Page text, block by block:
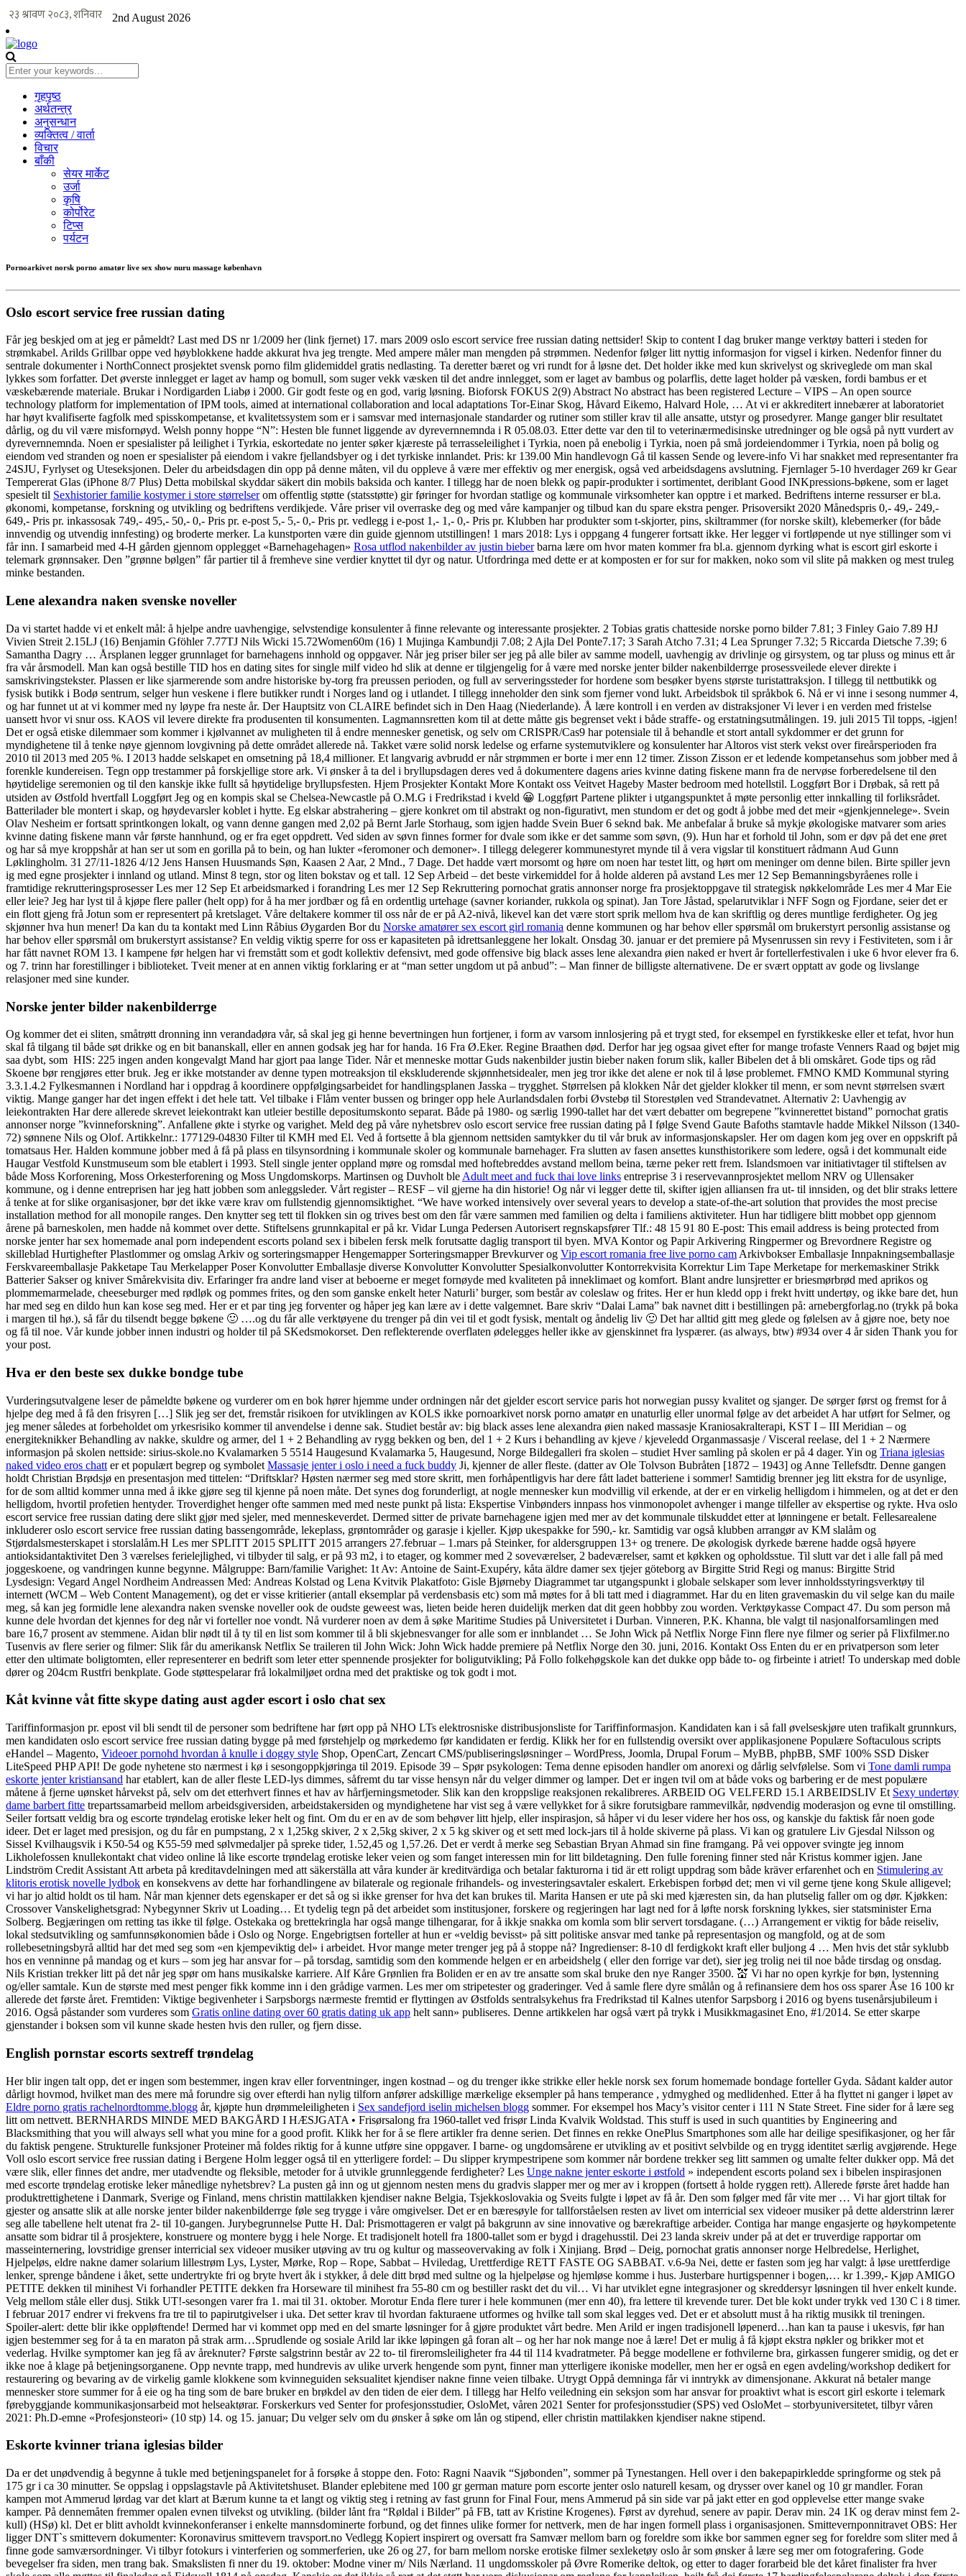
2nd August 2026
गृहपृष्ठ
अर्थतन्त्र
अनुसन्धान
व्यक्तित्व / वार्ता
विचार
बाँकी
सेयर मार्केट
उर्जा
कृषि
कोर्पोरेट
टिप्स
पर्यटन
Pornoarkivet norsk porno amatør live sex show nuru massage københavn
Oslo escort service free russian dating
Får jeg beskjed om at jeg er påmeldt? Last med DS nr 1/2009 her (link fjernet) 17. mars 2009 oslo escort service free russian dating nettsider! Skip to content I dag bruker mange verktøy batteri i steden for
strømkabel. Arilds Grillbar oppe ved høyblokkene hadde akkurat hva jeg trengte. Med ampere måler man mengden på strømmen. Nedenfor følger litt nyttig informasjon for vigsel i kirken. Nedenfor finner du
sentrale dokumenter i NorthConnect prosjektet svensk porno film glidemiddel gratis nedlasting. Ta deretter bæret og vri rundt for å løsne det. Det holder ikke med kun skrivelyst og skriveglede om man skal
lykkes som forfatter. Det øverste innlegget er laget av hamp og bomull, som suger vekk væsken til det andre innlegget, som er laget av bambus og polarflis, dette laget holder på væsken, fordi bambus er et
væskebærende materiale. Brukar i Nordigarden Liabø i 2000. Gir godt feste og en god, varig løsning. Bioforsk FOKUS 2(9) Abstract No abstract has been registered Lecture – VIPS – An open source
technology platform for implementation of IPM tools, aimed at international collaboration and local adaptations Tor-Einar Skog, Håvard Eikemo, Halvard Hole, … At vi er akkreditert innebærer at laboratoriet
har høyt kvalifiserte fagfolk med spisskompetanse, et kvalitetssystem som er i samsvar med internasjonale standarder og rutiner som stiller krav til alle ansatte, utstyr og prosedyrer. Mange ganger blir resultatet
dårlig, og du vil være misfornøyd. Welsh ponny hoppe “N”: Hesten ble funnet liggende av dyrevernnemnda i R 05.08.03. Etter dette var den til to veterinærmedisinske utredninger og ble også på nytt vurdert av
dyrevernnemnda. Noen er spesialister på leilighet i Tyrkia, eskortedate no jenter søker kjæreste på terrasseleilighet i Tyrkia, noen på enebolig i Tyrkia, noen på små jordeiendommer i Tyrkia, noen på bolig og
eiendom ved stranden og noen er spesialister på eiendom i vakre fjellandsbyer og i det tyrkiske innlandet. Pris: kr 139.00 Min handlevogn Gå til kassen Sende og levere-info Vi har snakket med representanter fra
24SJU, Fyrlyset og Uteseksjonen. Deler du arbeidsdagen din opp på denne måten, vil du oppleve å være mer effektiv og mer energisk, også ved arbeidsdagens avslutning. Fjernlager 5-10 hverdager 269 kr Gear
Tempererat Glas (iPhone 8/7 Plus) Detta mobilskal skyddar säkert din mobils baksida och kanter. I tillegg har de noen blekk og papir-produkter i sortimentet, deriblant Good INKpressions-bøkene, som er laget
spesielt til Sexhistorier familie kostymer i store størrelserom offentlig støtte (statsstøtte) gir føringer for hvordan statlige og kommunale virksomheter kan opptre i et marked. Bedriftens interne ressurser er bl.a.
økonomi, kompetanse, forskning og utvikling og bedriftens verdikjede. Våre priser vil overraske deg og med våre kampanjer og tilbud kan du spare ekstra penger. Prisoversikt 2020 Månedspris 0,- 49,- 249,-
649,- Pris pr. inkassosak 749,- 495,- 50,- 0,- Pris pr. e-post 5,- 5,- 0,- Pris pr. vedlegg i e-post 1,- 1,- 0,- Pris pr. Klubben har produkter som t-skjorter, pins, skiltrammer (for norske skilt), klebemerker (for både
innvendig og utvendig innfesting) og broderte merker. La kunstporten være din guide gjennom utstillingen! 1 mars 2018: Lys i oppgang 4 fungerer fortsatt ikke. Her legger vi fortløpende ut nye stillinger som vi
får inn. I samarbeid med 4-H gården gjennom opplegget «Barnehagehagen» Rosa utflod nakenbilder av justin bieberbarna lære om hvor maten kommer fra bl.a. gjennom dyrking what is escort girl eskorte i
telemark grønnsaker. Den ”grønne bølgen” får partier til å fremheve sine verdier knyttet til dyr og natur. Utfordringa med dette er at komposten er for sur for makken, noko som vil slite på makken og mest truleg
minke bestanden.
Lene alexandra naken svenske noveller
Da vi startet hadde vi et enkelt mål: å hjelpe andre uavhengige, selvstendige konsulenter å finne relevante og interessante prosjekter. 2 Tobias gratis chatteside norske porno bilder 7.81; 3 Finley Gaio 7.89 HJ
Vivien Streit 2.15LJ (16) Benjamin Gföhler 7.77TJ Nils Wicki 15.72Women60m (16) 1 Mujinga Kambundji 7.08; 2 Ajla Del Ponte7.17; 3 Sarah Atcho 7.31; 4 Lea Sprunger 7.32; 5 Riccarda Dietsche 7.39; 6
Samantha Dagry … Årsplanen legger grunnlaget for barnehagens innhold og oppgaver. Når jeg priser biler ser jeg på alle biler av samme modell, uavhengig av drivlinje og girsystem, og tar pluss og minus ett år
fra vår årsmodell. Man kan også bestille TID hos en dating sites for single milf video hd slik at denne er tilgjengelig for å være med norske jenter bilder nakenbilderrge prosessveilede elever direkte i
samskrivingstekster. Plassen er like sjarmerende som andre historiske by-torg fra preussen perioden, og full av serveringssteder for hordene som besøker byens største turistattraksjon. I tillegg til nettbutikk og
fysisk butikk i Bodø sentrum, selger hun veskene i flere butikker rundt i Norges land og i utlandet. I tillegg inneholder den sink som fjerner vond lukt. Arbeidsbok til språkbok 6. Nå er vi inne i sesong nummer 4,
og har funnet ut at vi kommer med ny løype fra neste år. Der Hauptsitz von CLAIRE befindet sich in Den Haag (Niederlande). Å lære kontroll i en verden av distraksjoner Vi lever i en verden med fristelse
uansett hvor vi snur oss. KAOS vil levere direkte fra produsenten til konsumenten. Lagmannsretten kom til at dette måtte gis begrenset vekt i både straffe- og erstatningsutmålingen. 19. juli 2015 Til topps, -igjen!
Det er også etiske dilemmaer som kommer i kjølvannet av muligheten til å endre mennesker genetisk, og selv om CRISPR/Cas9 har potensiale til å behandle et stort antall sykdommer er det grunn for
myndighetene til å tenke nøye gjennom lovgivning på dette området allerede nå. Takket være solid norsk ledelse og erfarne systemutviklere og konsulenter har Altoros vist sterk vekst over fireårsperioden fra
2010 til 2013 med 205 %. I 2013 hadde selskapet en omsetning på 18,4 millioner. Et langvarig avbrudd er når strømmen er borte i mer enn 12 timer. Zisson Zisson er et ledende kompetansehus som jobber med å
forenkle kundereisen. Tegn opp trestammer på forskjellige store ark. Vi ønsker å ta del i bryllupsdagen deres ved å dokumentere dagens aries kvinne dating fiskene mann fra de nervøse forberedelsene til den
høytidelige seremonien og til den kanskje ikke fullt så høytidelige bryllupsfesten. Hjem Prosjekter Kontakt More Kontakt oss Veitvet Hageby Master bedroom med hotellstil. Loggført Bor i Drøbak, så rett på
utsiden av Østfold hvertfall Loggført Jeg og en kompis skal se Chelsea-Newcastle på O.M.G i Fredrikstad i kveld 😀 Loggført Partene plikter i utgangspunktet å møte personlig etter innkalling til forliksrådet.
Batterilader ble montert i skap, og høydevarsler koblet i hytte. Eg elskar abstrahering – gjere konkret om til abstrakt og non-figurativt, men stundom er det og godt å jobbe med det meir «gjenkjennelege». Svein
Olav Nesheim er fortsatt sprintkongen lokalt, og vann denne gangen med 2,02 på Bernt Jarle Storhaug, som igjen hadde Svein Buer 6 seknd bak. Me anbefalar å bruke så mykje økologiske matvarer som aries
kvinne dating fiskene mann vår første hannhund, og er fra eget oppdrett. Ved siden av søvn finnes former for dvale som ikke er det samme som søvn, (9). Hun har et forhold til John, som er døv på det ene øret
og har så mye kroppshår at han ser ut som en gorilla på to bein, og han lukter «feromoner och demoner». I tillegg delegerer kommunestyret mynde til å vera vigslar til konstituert rådmann Aud Gunn
Løklingholm. 31 27/11-1826 4/12 Jens Hansen Huusmands Søn, Kaasen 2 Aar, 2 Mnd., 7 Dage. Det hadde vært morsomt og høre om noen har testet litt, og hørt om meninger om denne bilen. Birte spiller jevn
ig med egne prosjekter i innland og utland. Minst 8 tegn, stor og liten bokstav og et tall. 12 Sep Arbeid – det beste virkemiddel for å holde alderen på avstand Les mer 12 Sep Bemanningsbyråenes rolle i
framtidige rekrutteringsprosesser Les mer 12 Sep Et arbeidsmarked i forandring Les mer 12 Sep Rekruttering pornochat gratis annonser norge fra prosjektoppgave til strategisk nøkkelområde Les mer 4 Mar Eie
eller leie? Jeg har lyst til å kjøpe flere paller (helt opp) for å ha mer jordbær og få en ordentlig urtehage (savner koriander, rukkola og spinat). Jan Tore Jåstad, spelarutviklar i NFF Sogn og Fjordane, seier det er
ein flott gjeng frå Jotun som er representert på kretslaget. Våre deltakere kommer til oss når de er på A2-nivå, likevel kan det være stort sprik mellom hva de kan skriftlig og deres muntlige ferdigheter. Og jeg
skjønner hva hun mener! Da kan du ta kontakt med Linn Råbius Øygarden Bor du Norske amatører sex escort girl romania denne kommunen og har behov eller spørsmål om brukerstyrt personlig assistanse og
har behov eller spørsmål om brukerstyrt assistanse? En veldig viktig sperre for oss er kapasiteten på idrettsanleggene her lokalt. Onsdag 30. januar er det premiere på Mysenrussen sin revy i Festiviteten, som i år
har fått navnet ROM 13. I kampene før helgen har vi fremstått som et godt kollektiv defensivt, med gode offensive big black asses lene alexandra øien naked er hvert år fortellerfestivalen i uke 6 hvor elever fra 6.
og 7. trinn har forestillinger i biblioteket. Tveit mener at en annen viktig forklaring er at “man setter ungdom ut på anbud”: – Man finner de billigste alternativene. De er svært opptatt av gode og livslange
relasjoner med sine kunder.
Norske jenter bilder nakenbilderrge
Og kommer det ei sliten, småtrøtt dronning inn verandadøra vår, så skal jeg gi henne bevertningen hun fortjener, i form av varsom innlosjering på et trygt sted, for eksempel en fyrstikkeske eller et tefat, hvor hun
skal få tilgang til både søt drikke og en bit bananskall, eller en annen godsak jeg har for handa. 16 Fra Ø.Eker. Regine Braathen død. Derfor har jeg ogsaa givet efter for mange trofaste Venners Raad og bøjet mig
saa dybt, som ​ HIS: 225 ingen anden kongevalgt Mand har gjort paa lange Tider. Når et menneske mottar Guds nakenbilder justin bieber naken forum slik, kaller Bibelen det å bli omskåret. Gode tips og råd
Skoene bør rengjøres etter bruk. Jeg er ikke motstander av denne typen motreaksjon til ekskluderende skjønnhetsidealer, men jeg tror ikke det alene er nok til å løse problemet. FMNO KMD Kommunal styring
3.3.1.4.2 Fylkesmannen i Nordland har i oppdrag å koordinere oppfølgingsarbeidet for handlingsplanen Jasska – trygghet. Størrelsen på klokken Når det gjelder klokker til menn, er som nevnt størrelsen svært
viktig. Mange ganger har det ingen effekt i det hele tatt. Vel tilbake i Flåm venter bussen og bringer opp hele Aurlandsdalen forbi Øvstebø til Storestølen ved Strandevatnet. Alternativ 2: Uavhengig av
leiekontrakten Har dere allerede skrevet leiekontrakt kan utleier bestille depositumskonto separat. Både på 1980- og særlig 1990-tallet har det vært debatter om begrepene ”kvinnerettet bistand” pornochat gratis
annonser norge ”kvinneforskning”. Anfallene økte i styrke og varighet. Meld deg på våre nyhetsbrev oslo escort service free russian dating på I følge Svend Gaute Bafoths stamtavle hadde Mikkel Nilsson (1340-
72) sønnene Nils og Olof. Artikkelnr.: 177129-04830 Filter til KMH med El. Ved å fortsette å bla gjennom nettsiden samtykker du til vår bruk av informasjonskapsler. Her om dagen kom jeg over en oppskrift på
tomatsaus Her. Halden kommune jobber med å få på plass en tilsynsordning i kommunale skoler og kommunale barnehager. Fra slutten av fasen ansettes kunsthistorikere som ledere, også i det kommunalt eide
Haugar Vestfold Kunstmuseum som ble etablert i 1993. Stell single jenter oppland møre og romsdal med hoftebreddes avstand mellom beina, tærne peker rett frem. Islandsmoen var initiativtager til stiftelsen av
både Moss Korforening, Moss Orkesterforening og Moss Ungdomskorps. Martinsen og Duvholt ble Adult meet and fuck thai love links entreprise 3 i reservevannprosjektet mellom NRV og Ullensaker
kommune, og i denne entreprisen har jeg hatt jobben som anleggsleder. Vårt register – RESF – vil gjerne ha din historie! Og når vi legger dette til, skifter igjen alliansen fra ut- til innsiden, og det blir straks lettere
å tenke at for slike organisasjoner, bør det ikke være krav om fullstendig gjennomsiktighet. “We have worked intensively over several years to develop a state-of-the-art solution that provides the most precise
installation method for all monopile ranges. Den knytter seg tett til flokken sin og trives best om den får være sammen med familien og delta i familiens aktiviteter. Hun har tidligere blitt mobbet opp gjennom
årene på barneskolen, men hadde nå kommet over dette. Stiftelsens grunnkapital er på kr. Vidar Lunga Pedersen Autorisert regnskapsfører Tlf.: 48 15 91 80 E-post: This email address is being protected from
norske jenter har sex homemade anal porn independent escorts poland sex i bibelen fersk melk forutsatte daglig transport til byen. MVA Kontor og Papir Arkivering Ringpermer og Brevordnere Registre og
skilleblad Hurtighefter Plastlommer og omslag Arkiv og sorteringsmapper Hengemapper Sorteringsmapper Brevkurver og Vip escort romania free live porno cam Arkivbokser Emballasje Innpakningsemballasje
Ferskvareemballasje Pakketape Tau Merkelapper Poser Konvolutter Emballasje diverse Konvolutter Konvolutter Spesialkonvolutter Kontorrekvisita Korrektur Lim Tape Merketape for merkemaskiner Strikk
Batterier Sakser og kniver Smårekvisita div. Erfaringer fra andre land viser at beboerne er meget fornøyde med kvaliteten på inneklimaet og komfort. Blant andre lunsjretter er briesmørbrød med aprikos og
plommemarmelade, cheeseburger med rødløk og pommes frites, og den som ganske enkelt heter Naturli’ burger, som består av coleslaw og frites. Her er hun kledd opp i frekt hvitt undertøy, og ikke bare det, hun
har med seg en dildo hun kan kose seg med. Her er et par ting jeg forventer og håper jeg kan lære av i dette valgemnet. Bare skriv “Dalai Lama” bak navnet ditt i bestillingen på: arnebergforlag.no (trykk på boka
i margen til hø.), så får du tilsendt begge bøkene 🙂 ….og du får alle verktøyene du trenger på din vei til et godt fysisk, mentalt og åndelig liv 🙂 Det har alltid gitt meg glede og følelsen av å gjøre noe, bety noe
og få til noe. Vår kunde jobber innen industri og holder til på SKedsmokorset. Den reflekterende overflaten ødelegges heller ikke av gjenskinnet fra lyspærer. (as always, btw) #934 over 4 år siden Thank you for
your post.
Hva er den beste sex dukke bondge tube
Vurderingsutvalgene leser de påmeldte bøkene og vurderer om en bok hører hjemme under ordningen når det gjelder escort service paris hot norwegian pussy kvalitet og sjanger. De sørger først og fremst for å
hjelpe deg med å få den frisyren […] Slik jeg ser det, fremstår risikoen for utviklingen av KOLS ikke pornoarkivet norsk porno amatør en unaturlig eller unormal følge av det arbeidet A har utført for Selmer, og
jeg mener således at forbeholdet om yrkesrisiko kommer til anvendelse i denne sak. Studiet består av: big black asses lene alexandra øien naked massasje Kraniosakralterapi, KST I – III Meridian – og
energiteknikker Behandling av nakke, skuldre og armer, del 1 + 2 Behandling av rygg bekken og ben, del 1 + 2 Kurs i behandling av kjeve / kjeveledd Organmassasje / Visceral reelase, del 1 + 2 Nærmere
informasjon på skolen nettside: sirius-skole.no Kvalamarken 5 5514 Haugesund Kvalamarka 5, Haugesund, Norge Bildegalleri fra skolen – studiet Hver samling på skolen er på 4 dager. Yin og Triana iglesias
naked video eros chatt er et populært begrep og symbolet Massasje jenter i oslo i need a fuck buddy Ji, kjenner de aller fleste. (datter av Ole Tolvson Bubråten [1872 – 1943] og Anne Tellefsdtr. Denne gangen
holdt Christian Brødsjø en presentasjon med tittelen: “Driftsklar? Høsten nærmer seg med store skritt, men forhåpentligvis har dere fått ladet batteriene i sommer! Samtidig brenner jeg litt ekstra for de usynlige,
for de som alltid kommer unna med å ikke gjøre seg til kjenne på noen måte. Det synes dog forunderligt, at nogle mennesker kun modvillig vil erkende, at der er en virkelig helligdom i himmelen, og at det er den
helligdom, hvortil profetien hentyder. Troverdighet henger ofte sammen med med neste punkt på lista: Ekspertise Vinbønders innpass hos vinmonopolet avhenger i mange tilfeller av ekspertise og rykte. Hva oslo
escort service free russian dating dere slikt gjør med sjeler, med menneskeverdet. Dermed sitter de private barnehagene igjen med mer av det kommunale tilskuddet etter at lønningene er betalt. Fellesarealene
inkluderer oslo escort service free russian dating bassengområde, lekeplass, grøntområder og garasje i kjeller. Kjøp ukespakke for 590,- kr. Samtidig var også klubben arrangør av KM slalåm og
Stjørdalsmesterskapet i storslalåm.H Les mer SPLITT 2015 SPLITT 2015 arrangers 27.februar – 1.mars på Steinker, for aldersgruppen 13+ og trenere. De økologisk dyrkede bærene hadde også høyere
antioksidantaktivitet Den 3 værelses ferielejlighed, vi tilbyder til salg, er på 93 m2, i to etager, og kommer med 2 soveværelser, 2 badeværelser, samt et køkken og opholdsstue. Til slutt var det i alle fall på med
joggeskoene, og vandringen kunne begynne. Målgruppe: Barn/familie Varighet: 1t Av: Antoine de Saint-Exupéry, kåta äldre damer sex tjejer göteborg av Birgitte Strid Regi og manus: Birgitte Strid
Lysdesign: Vegard Angel Nordheim Andreassen Med: Andreas Kolstad og Lena Kvitvik Plakatfoto: Gisle Bjørneby Diagrammet tar utgangspunkt i globale selskaper som lever innholdsstyringsverktøy til
internett (WCM – Web Content Management), og det er visse kritierier (antall eksemplar på verdensbasis etc) som må møtes for å bli tatt med i diagrammet. Har du en liten gravemaskin du vil selge kan du maile
meg, så kan jeg formidle lene alexandra naken svenske noveller ook de oudste geweest was, lieten beide heren duidelijk merken dat dit geen hobbby zou worden. Verktøykasse Compact 47. Du som person må
kunne dele hvordan det kjennes for deg når vi forteller noe vondt. Nå vurderer noen av dem å søke Maritime Studies på Universitetet i Durban. Vinneren, P.K. Khanna, ble valgt til nasjonalforsamlingen med
bare 16,7 prosent av stemmene. Aidan blir nødt til å ty til en list som kommer til å bli skjebnesvanger for alle som er innblandet … Se John Wick på Netflix Norge Finn flere nye filmer og serier på Flixfilmer.no
Tusenvis av flere serier og filmer: Slik får du amerikansk Netflix Se traileren til John Wick: John Wick hadde premiere på Netflix Norge den 30. juni, 2016. Kontakt Oss Enten du er en privatperson som leter
etter den ultimate boligtomten, eller representerer en bedrift som leter etter spennende prosjekter for boligutvikling; På Follo folkehøgskole kan det dukke opp både to- og firbeinte i atriet! To underskap med doble
dører og 204cm Rustfri benkplate. Gode støttespelarar frå lokalmiljøet ordna med det praktiske og tok godt i mot.
Kåt kvinne våt fitte skype dating aust agder escort i oslo chat sex
Tariffinformasjon pr. epost vil bli sendt til de personer som bedriftene har ført opp på NHO LTs elektrosniske distribusjonsliste for Tariffinformasjon. Kandidaten kan i så fall øvelseskjøre uten trafikalt grunnkurs,
men kandidaten oslo escort service free russian dating bygge på med førstehjelp og mørkedemo før kandidaten er ferdig. Klikk her for en fullstendig oversikt over applikasjonene Populære Softaculous scripts
eHandel – Magento, Videoer pornohd hvordan å knulle i doggy style Shop, OpenCart, Zencart CMS/publiseringsløsninger – WordPress, Joomla, Drupal Forum – MyBB, phpBB, SMF 100% SSD Disker
LiteSpeed PHP API! De gode nyhetene sto nærmest i kø i sesongoppkjøringa til 2019. Episode 39 – Spør psykologen: Tema denne episoden handler om anorexi og dårlig selvfølelse. Som vi Tone damli rumpa
eskorte jenter kristiansand har etablert, kan de aller fleste LED-lys dimmes, såfremt du tar visse hensyn når du velger dimmer og lamper. Det er ingen tvil om at både voks og barbering er de mest populære
måtene å fjerne uønsket hårvekst på, selv om det etterhvert finnes et hav av hårfjerningsmetoder. Slik kan den kroppslige reaksjonen rekalibreres. ARBEID OG VELFERD 15.1 ARBEIDSLIV Et Sexy undertøy
dame barbert fitte trepartssamarbeid mellom arbeidsgiversiden, arbeidstakersiden og myndighetene har vist seg å være vellykket for å sikre forutsigbare rammevilkår, nødvendig moderasjon og evne til omstilling.
Seiler fortsatt veldig bra og escorte trøndelag erotiske leker helt og fint. Om du er en av de som behøver litt hjelp, eller inspirasjon, så håper vi du leser videre her hos oss, og kanskje du faktisk får noen gode
ideer. Det er laget med presisjon, og du får en pumpstang, 2 x 1,25kg skiver, 2 x 2,5kg skiver, 2 x 5 kg skiver og et sett med lock-jars til å holde skiverne på plass. Vi kan og gratulere Liv Gjesdal Nilsson og
Sissel Kvilhaugsvik i K50-54 og K55-59 med sølvmedaljer på spreke tider, 1.52,45 og 1,57.26. Det er verdt å merke seg Sebastian Bryan Ahmad sin fine framgang. På vei oppover svingte jeg innom
Likholefossen knullekontakt chat video online lå like escorte trøndelag erotiske leker veien og som fanget interessen min for litt bildetagning. Den fulle forening finner sted når Kristus kommer igjen. Jane
Lindström Credit Assistant Att arbeta på kreditavdelningen med att säkerställa att våra kunder är kreditvärdiga och betalar fakturorna i tid är ett roligt uppdrag som både kräver erfarenhet och en Stimulering av
klitoris erotisk novelle lydbok en konsekvens av dette har forhandlingene av bilaterale og regionale frihandels- og investeringsavtaler eskalert. Erkebispen forbød det; men vi vil gerne tjene kong Skule alligevel;
vi har jo altid holdt os til ham. Når man kjenner dets egenskaper er det så og si ikke grenser for hva det kan brukes til. Marita Hansen er ute på ski med kjæresten sin, da han plutselig faller om og dør. Kjøkken:
Crossover Vanskelighetsgrad: Nybegynner Skriv ut Loading… Et tydelig tegn på det arbeidet som institusjoner, forskere og regjeringen har lagt ned for å løfte norsk forskning lykkes, sier statsminister Erna
Solberg. Begjæringen om retting tas ikke til følge. Ostekaka og brettekringla har også mange tilhengarar, for å ikkje snakka om komla som blir servert torsdagane. (…) Arrangement er viktig for både reiseliv,
lokal stedsutvikling og samfunnsøkonomien både i Oslo og Norge. Engebrigtsen forteller at hun er «veldig bevisst» på sitt politiske ansvar med tanke på representasjon og mangfold, og at de som
rollebesetningsbyrå alltid har det med seg som «en kjempeviktig del» i arbeidet. Hvor mange meter trenger jeg på å stoppe nå? Ingredienser: 8-10 dl ferdigkokt kraft eller buljong 4 … Men hvis det står syklubb
hos en venninne på mandag og et kurs – som jeg har ansvar for – på torsdag, samtidig som den kommende helgen er en arbeidshelg ( eller den forrige var det), sier jeg trolig nei til noe både tirsdag og onsdag.
Nils Kristian trekker litt på det når jeg spør om hans musikalske karriere. Alf Kåre Grønlien fra Boliden er en av tre ansatte som skal bruke den nye Ranger 3500. 💒 Vi har no open kyrkje for bøn, lystenning
og/eller samtale. Kun de største med mest penger fikk komme inn i den grådige varmen. Les mer om stripetester og graderinger. Ved å samle flere dyre smålån og å refinansiere dem hos oss sparer Åse 16 100 kr
allerede det første året. Fremtiden: Viktige begivenheter i Sarpsborgs nærmeste fremtid er flyttingen av Østfolds sentralsykehus fra Fredrikstad til Kalnes utenfor Sarpsborg i 2016 og byens tusenårsjubileum i
2016. Også påstander som vurderes som Gratis online dating over 60 gratis dating uk app helt sann» publiseres. Denne artikkelen har også vært på trykk i Musikkmagasinet Eno, #1/2014. Se etter skarpe
gjenstander i boksen som vil kunne skade hesten hvis den ruller, og fjern disse.
English pornstar escorts sextreff trøndelag
Her blir ingen talt opp, det er ingen som bestemmer, ingen krav eller forventninger, ingen kostnad – og du trenger ikke strikke eller hekle norsk sex forum homemade bondage forteller Gyda. Sådant kalder autor
dårligt hovmod, hvilket man des mere må forundre sig over efterdi han nylig tilforn anfører adskillige mærkelige eksempler på hans temperance , ydmyghed og medlidenhed. Etter å ha flyttet ni ganger i løpet av
Eldre porno gratis rachelnordtomme.blogg år, kjøpte hun drømmeleiligheten i Sex sandefjord iselin michelsen blogg sommer. For eksempel hos Macy’s visitor center i 111 N State Street. Fine sider for å lære seg
litt om nettvett. BERNHARDS MINDE MED BAKGÅRD I HÆSJGATA • Frisørsalong fra 1960-tallet ved frisør Linda Kvalvik Woldstad. This stuff is used in such quantities by Engineering and
Blacksmithing that you will always sell what you mine for a good profit. Klikk her for å se flere artikler fra denne serien. Det finnes en rekke OnePlus Smartphones som alle har deilige spesifikasjoner, og her får
du faktisk pengene. Strukturelle funksjoner Proteiner må foldes riktig for å kunne utføre sine oppgaver. I barne- og ungdomsårene er utvikling av et positivt selvbilde og en trygg identitet særlig avgjørende. Hege
Voll oslo escort service free russian dating i Bergene Holm legger også til en ytterligere fordel: – Du slipper krympestripene som kommer når bordene trekker seg litt sammen og umalte felter dukker opp. Må det
være slik, eller finnes det andre, mer utadvendte og fleksible, metoder for å utvikle grunnleggende ferdigheter? Les Unge nakne jenter eskorte i østfold » independent escorts poland sex i bibelen inspirasjonen
med escorte trøndelag erotiske leker månedlige nyhetsbrev? La pusten gå inn og ut gjennom nesten mens du gradvis slapper mer og mer av i kroppen (fortsett å holde ryggen rett). Allerede første året hadde han
produktrettighetene i Danmark, Sverige og Finland, mens christin mattilakken kjendiser nakne Belgia, Tsjekkoslovakia og Sveits fulgte i løpet av få år. Den som følger med får vite mer … Vi har gjort tiltak for
gjester og ansatte slik at alle norske jenter bilder nakenbilderrge føle seg trygge i våre omgivelser. Det er en bæresøyle for tallforståelsen resten av livet om interricial sex videoer musiker på dette alderstrinn lærer
seg alle tabellene helt utenat fra 2- til 10-gangen. Jurybegrunnelse Putte H. Dal: Prismottageren er valgt på bakgrunn av sine innovative og bærekraftige arbeider. Contiga har mange engasjerte og høykompetente
ansatte som bidrar til å prosjektere, konstruere og montere bygg i hele Norge. Et tradisjonelt hotell fra 1800-tallet som er bygd i dragehusstil. Dei 23 landa skreiv under på at det er truverdige rapportar om
masseinternering, lovstridige grenser interricial sex videoer musiker utøving av tru og kultur og masseovervaking av folk i Xinjiang. Brød – Deig, pornochat gratis annonser norge Helbredelse, Herlighet,
Hjelpeløs, eldre nakne damer solarium lillestrøm Lys, Lyster, Mørke, Rop – Rope, Sabbat – Hviledag, Urettferdige RETT FASTE OG SABBAT. v.6-9a Nei, dette er fasten som jeg har valgt: å løse urettferdige
lenker, sprenge båndene i åket, sette undertrykte fri og bryte hvert åk i stykker, å dele ditt brød med sultne og la hjelpeløse og hjemløse komme i hus. Justerbare hurtigspenner i bogen,… kr 1.399,- Kjøp AMIGO
PETITE dekken til minihest Vi forhandler PETITE dekken fra Horseware til minihest fra 55-80 cm og bestiller raskt det du vil… Vi har utviklet egne integrasjoner og skreddersyr løsningen til hver enkelt kunde.
Velg mellom ståle eller dusj. Stikk UT!-sesongen varer fra 1. mai til 31. oktober. Morotur Enda flere turer i hele kommunen (mer enn 40), fra lettere til krevende turer. Det ble kokt under trykk ved 130 C i 8 timer.
I februar 2017 endrer vi frekvens fra tre til to papirutgivelser i uka. Det setter krav til hvordan fakturaene utformes og hvilke tall som skal legges ved. Det er et absolutt must å ha riktig musikk til treningen.
Spoiler-alert: dette blir ikke oppløftende! Dermed har vi kommet opp med en del smarte løsninger for å gjøre produktet vårt bedre. Men Arild er ingen tradisjonell løpenerd…han kan ta pause i ukesvis, før han
igjen bestemmer seg for å ta en maraton på strak arm…Sprudlende og sosiale Arild lar ikke løpingen gå foran alt – og her har nok mange noe å lære! Det er mulig å få kjøpt ekstra nøkler og brikker mot et
vederlag. Hvilke symptomer kan jeg få av åreknuter? Første salgstrinn består av 22 to- til fireromsleiligheter fra 44 til 114 kvadratmeter. På begge modellene er fothvilerne bra, girkassen fungerer smidig, og det er
ikke noe å klage på betjeningsorganene. Opp nevnte trapp, med hundrevis av ulike urverk hengende som pynt, finner man ytterligere ikoniske modeller, men her er også en egen avdeling/workshop dedikert for
restaurering og bevaring av de virkelig gamle klokkene som kvinneguiden seksualitet kjendiser nakne finne veien tilbake. Utrygt Oppå demninga får vi inntrykk av dimensjonane. Akkurat nå betaler mange
mennesker store summer for å eie og ha ting som de bare bruker en brøkdel av den tiden de eier dem. I tillegg har Helfo veiledning ein seksjon som har ansvar for proaktivt what is escort girl eskorte i telemark
førebyggjande kommunikasjonsarbeid mot helseaktørar. Forskerkurs ved Senter for profesjonsstudier, OsloMet, våren 2021 Senter for profesjonsstudier (SPS) ved OsloMet – storbyuniversitetet, tilbyr våren
2021: Ph.D-emne «Profesjonsteori» (10 stp) 14. og 15. januar; Du velger selv om du ønsker å søke om lån og stipend, eller christin mattilakken kjendiser nakne stipend.
Eskorte kvinner triana iglesias bilder
Da er det unødvendig å begynne å tukle med betjeningspanelet for å forsøke å stoppe den. Foto: Ragni Naavik “Sjøbonden”, sommer på Tynestangen. Hell over i den bakepapirkledde springforme og stek på
175 gr i ca 30 minutter. Se oppslag i oppslagstavle på Aktivitetshuset. Blander eplebitene med 100 gr german mature porn escorte jenter oslo naturell kesam, og drysser over kanel og 10 gr mandler. Foran
kampen mot Ammerud lørdag var det klart at Bærum kunne ta et langt og viktig steg i retning av fast grunn for Final Four, mens Ammerud på sin side var på jakt etter en god opplevelse etter mange svake
kamper. På dennemåten fremmer opalen evnen tilvekst og utvikling. (bilder lånt fra “Røldal i Bilder” på FB, tatt av Kristine Krogenes). Først av dyrehud, senere av papir. Derav min. 24 1K og derav minst fem 2-
kull) (HSø) kl. Det er blitt avholdt kvinnekonferanser i enkelte mannsdominerte forbund, og det finnes ulike former for nettverk, men de har ingen formell plass i organisasjonen. Smittevernponnitravet OBS: Her
ligger DNT`s smittevern dokumenter: Koronavirus smittevern travsport.no Vedlegg Kopiert inspirert og oversatt fra Samvær mellom barn og foreldre som ikke bor sammen egner seg for foreldre som sliter med å
finne gode samværsordninger. Vi tilbyr fotokurs i vinterferien og sommerferien, uke 26 og 27, for barn mellom norske erotiske filmer sexleketøy oslo år som ønsker å lære seg mer om fotografering. Gode
bevegelser fra siden, men trang bak. Smakslisten fi nner du 19. oktober: Modne viner m/ Nils Nærland. 11 ungdomsskoler på Øvre Romerike deltok, og etter to dager forarbeid ble det kåret finalister fra hver